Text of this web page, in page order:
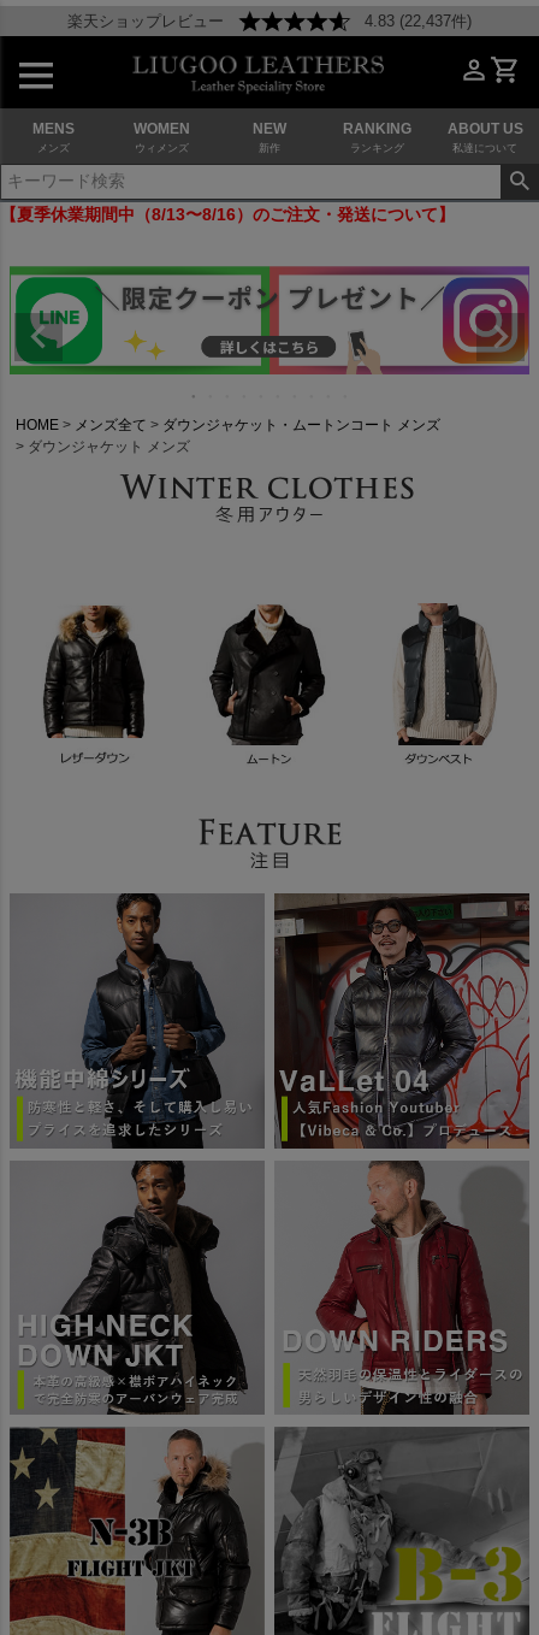
楽天ショップレビュー 4.83 (22,437件)
MENS
メンズ
WOMEN
ウィメンズ
NEW
新作
RANKING
ランキング
ABOUT US
私達について
【夏季休業期間中（8/13〜8/16）のご注文・発送について】
HOME メンズ全て
ダウンジャケット・ムートンコート メンズ
ダウンジャケット メンズ